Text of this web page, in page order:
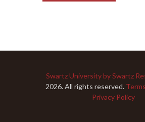
Swartz University by Swartz
2026. All rights reserved.
Privacy Policy